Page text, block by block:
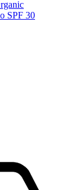
SPF 30